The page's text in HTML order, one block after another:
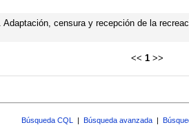
censura y recepción de la
<< 1>>
Búsqueda CQL | Búsqueda avanzada |